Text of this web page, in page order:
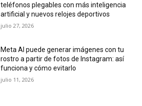
teléfonos plegables con más inteligencia
artificial y nuevos relojes deportivos
julio 27, 2026
Meta AI puede generar imágenes con tu
rostro a partir de fotos de Instagram: así
funciona y cómo evitarlo
julio 11, 2026